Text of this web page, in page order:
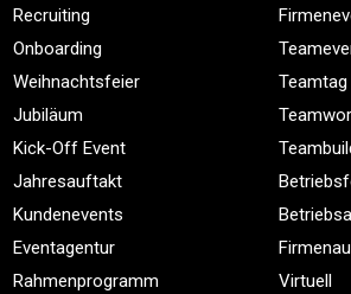
Recruiting
Onboarding
Weihnachtsfeier
Jubiläum
Kick-Off Event
Jahresauftakt
Kundenevents
Eventagentur
Rahmenprogramm
Teamtag
Virtuell